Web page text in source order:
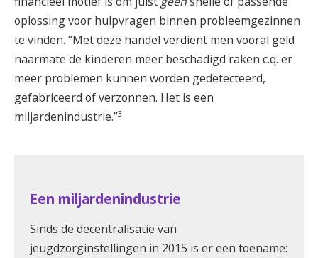
oplossing voor hulpvragen binnen probleemgezinnen
te vinden. “Met deze handel verdient men vooral geld
naarmate de kinderen meer beschadigd raken c.q. er
meer problemen kunnen worden gedetecteerd,
gefabriceerd of verzonnen. Het is een
miljardenindustrie.”3
Een miljardenindustrie
Sinds de decentralisatie van
jeugdzorginstellingen in 2015 is er een toename: